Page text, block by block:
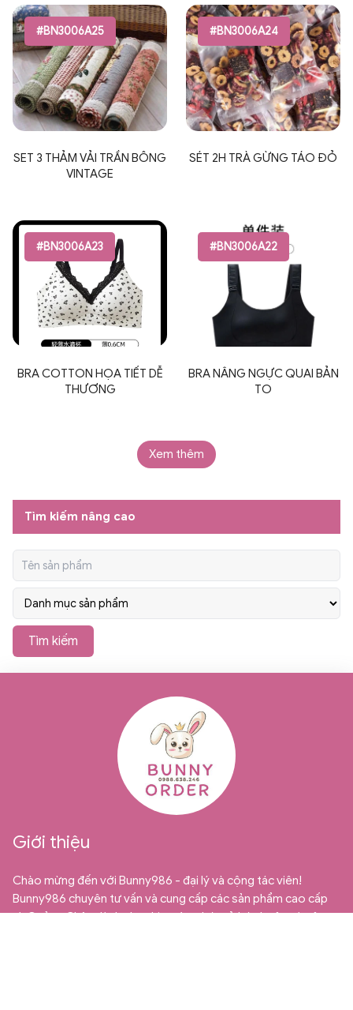
Tìm kiếm nâng cao
Tìm kiếm
#BN3006A25
SET 3 THẢM VẢI TRẦN BÔNG
VINTAGE
#BN3006A24
SÉT 2H TRÀ GỪNG TÁO ĐỎ
#BN3006A23
BRA COTTON HỌA TIẾT DỄ
THƯƠNG
#BN3006A22
BRA NÂNG NGỰC QUAI BẢN
TO
Xem thêm
Giới thiệu
Chào mừng đến với Bunny986 - đại lý và cộng tác viên!
Bunny986 chuyên tư vấn và cung cấp các sản phẩm cao cấp
từ Quảng Châu dành cho thị trường bán sỉ, bán buôn và cộng